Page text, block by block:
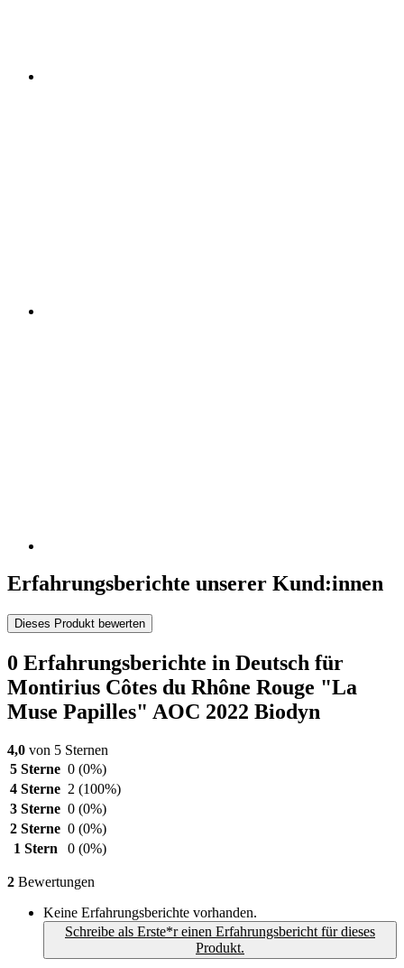
Erfahrungsberichte unserer Kund:innen
Dieses Produkt bewerten
0 Erfahrungsberichte in Deutsch für
Montirius Côtes du Rhône Rouge "La
Muse Papilles" AOC 2022 Biodyn
4,0 von 5 Sternen
5 Sterne 0 (0%)
4 Sterne 2 (100%)
3 Sterne 0 (0%)
2 Sterne 0 (0%)
1 Stern
0 (0%)
2 Bewertungen
Keine Erfahrungsberichte vorhanden.
Schreibe als Erste*r einen Erfahrungsbericht für dieses
Produkt.